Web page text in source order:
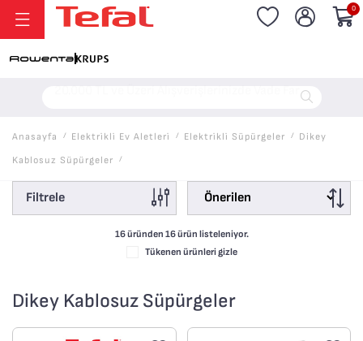
20.000 TL ve Üzeri Alışverişlerinizde Vade Farksız 6 Taksit!
0
Anasayfa / Elektri̇kli̇ Ev Aletleri̇ / Elektri̇kli̇ Süpürgeler /
Dikey
Kablosuz Süpürgeler
/
Filtrele
16 üründen 16ürün listeleniyor.
Tükenen ürünleri gizle
Dikey Kablosuz Süpürgeler